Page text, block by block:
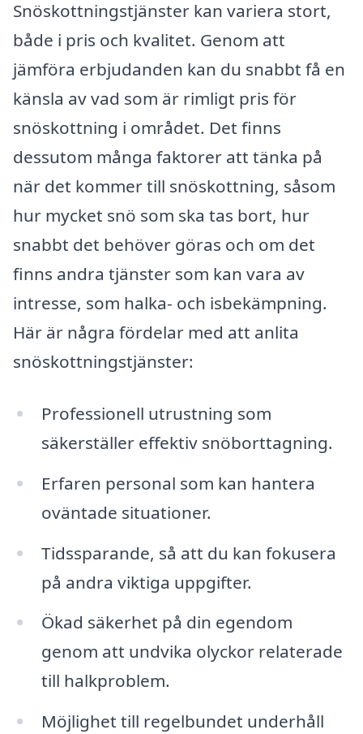
Snöskottningstjänster kan variera stort,
både i pris och kvalitet. Genom att
jämföra erbjudanden kan du snabbt få en
känsla av vad som är rimligt pris för
snöskottning i området. Det finns
dessutom många faktorer att tänka på
när det kommer till snöskottning, såsom
hur mycket snö som ska tas bort, hur
snabbt det behöver göras och om det
finns andra tjänster som kan vara av
intresse, som halka- och isbekämpning.
Här är några fördelar med att anlita
snöskottningstjänster:
Professionell utrustning som
säkerställer effektiv snöborttagning.
Erfaren personal som kan hantera
oväntade situationer.
Tidssparande, så att du kan fokusera
på andra viktiga uppgifter.
Ökad säkerhet på din egendom
genom att undvika olyckor relaterade
till halkproblem.
Möjlighet till regelbundet underhåll